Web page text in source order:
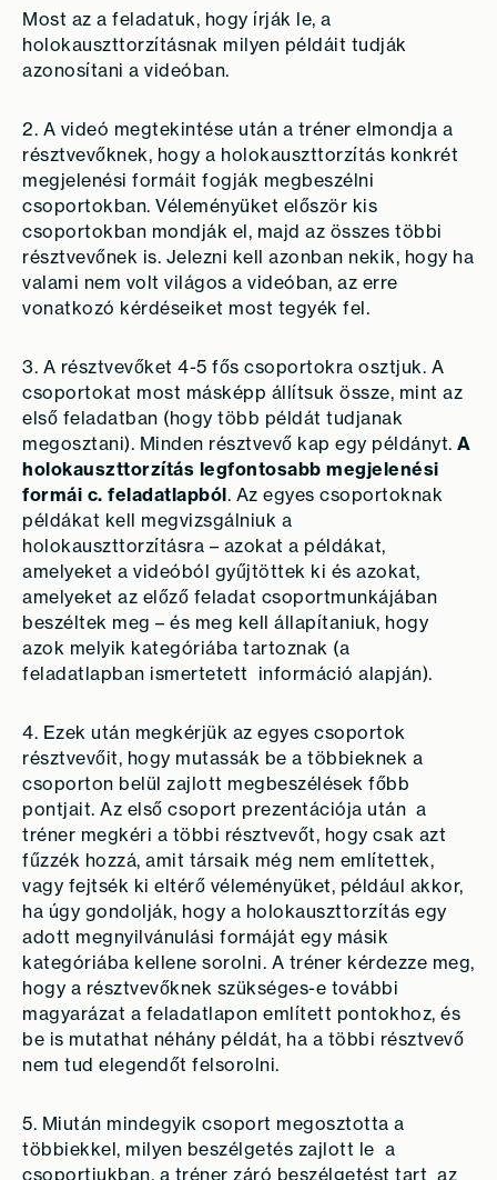
Most az a feladatuk, hogy írják le, a
holokauszttorzításnak milyen példáit tudják
azonosítani a videóban.
2. A videó megtekintése után a tréner elmondja a
résztvevőknek, hogy a holokauszttorzítás konkrét
megjelenési formáit fogják megbeszélni
csoportokban. Véleményüket először kis
csoportokban mondják el, majd az összes többi
résztvevőnek is. Jelezni kell azonban nekik, hogy ha
valami nem volt világos a videóban, az erre
vonatkozó kérdéseiket most tegyék fel.
3. A résztvevőket 4-5 fős csoportokra osztjuk. A
csoportokat most másképp állítsuk össze, mint az
első feladatban (hogy több példát tudjanak
megosztani). Minden résztvevő kap egy példányt. A
holokauszttorzítás legfontosabb megjelenési
formái c. feladatlapból. Az egyes csoportoknak
példákat kell megvizsgálniuk a
holokauszttorzításra – azokat a példákat,
amelyeket a videóból gyűjtöttek ki és azokat,
amelyeket az előző feladat csoportmunkájában
beszéltek meg – és meg kell állapítaniuk, hogy
azok melyik kategóriába tartoznak (a
feladatlapban ismertetett információ alapján).
4. Ezek után megkérjük az egyes csoportok
résztvevőit, hogy mutassák be a többieknek a
csoporton belül zajlott megbeszélések főbb
pontjait. Az első csoport prezentációja után a
tréner megkéri a többi résztvevőt, hogy csak azt
fűzzék hozzá, amit társaik még nem említettek,
vagy fejtsék ki eltérő véleményüket, például akkor,
ha úgy gondolják, hogy a holokauszttorzítás egy
adott megnyilvánulási formáját egy másik
kategóriába kellene sorolni. A tréner kérdezze meg,
hogy a résztvevőknek szükséges-e további
magyarázat a feladatlapon említett pontokhoz, és
be is mutathat néhány példát, ha a többi résztvevő
nem tud elegendőt felsorolni.
5. Miután mindegyik csoport megosztotta a
többiekkel, milyen beszélgetés zajlott le a
csoportjukban, a tréner záró beszélgetést tart az